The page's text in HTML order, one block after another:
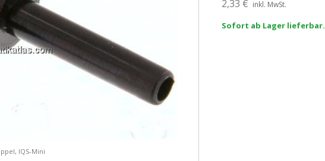
IQS-Mini
2,33 € inkl. MwSt.
Sofort ab Lager lieferbar.